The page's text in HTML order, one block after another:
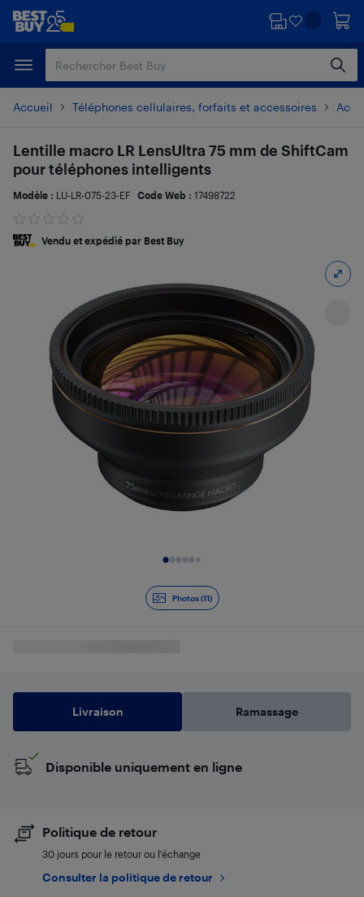
Passer
principal
Passer
Accueil Téléphones cellulaires, forfaits et accessoires
Photos (11)
Lentille macro LR LensUltra 75 mm de ShiftCam
pour téléphones intelligents
Modèle : LU-LR-075-23-EF Code Web : 17498722
Vendu et expédié par Best Buy
Livraison Ramassage
Disponible uniquement en ligne
Politique de retour
30 jours pour le retour ou l’échange
Consulter la politique de retour